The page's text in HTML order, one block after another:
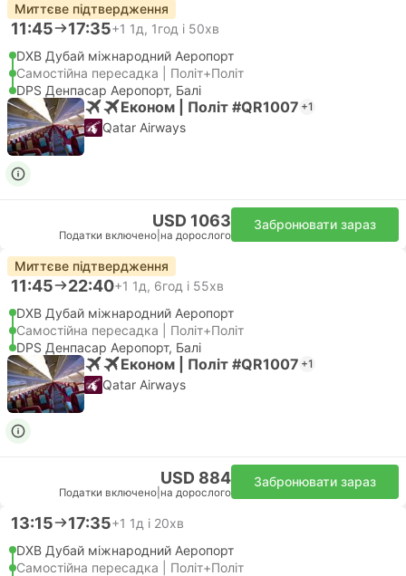
Миттєве підтвердження
11:45 17:35+1 1д, 1год і 50хв
DXB Дубай міжнародний Аеропорт
Самостійна пересадка | Політ+Політ
DPS Денпасар Аеропорт, Балі
Економ | Політ #QR1007 +1
Qatar Airways
USD 1063
Податки включено на дорослого
Забронювати зараз
Миттєве підтвердження
11:45 22:40+1 1д, 6год і 55хв
DXB Дубай міжнародний Аеропорт
Самостійна пересадка | Політ+Політ
DPS Денпасар Аеропорт, Балі
Економ | Політ #QR1007 +1
Qatar Airways
USD 884
Податки включено на дорослого
Забронювати зараз
13:15 17:35+1 1д і 20хв
DXB Дубай міжнародний Аеропорт
Самостійна пересадка | Політ+Політ